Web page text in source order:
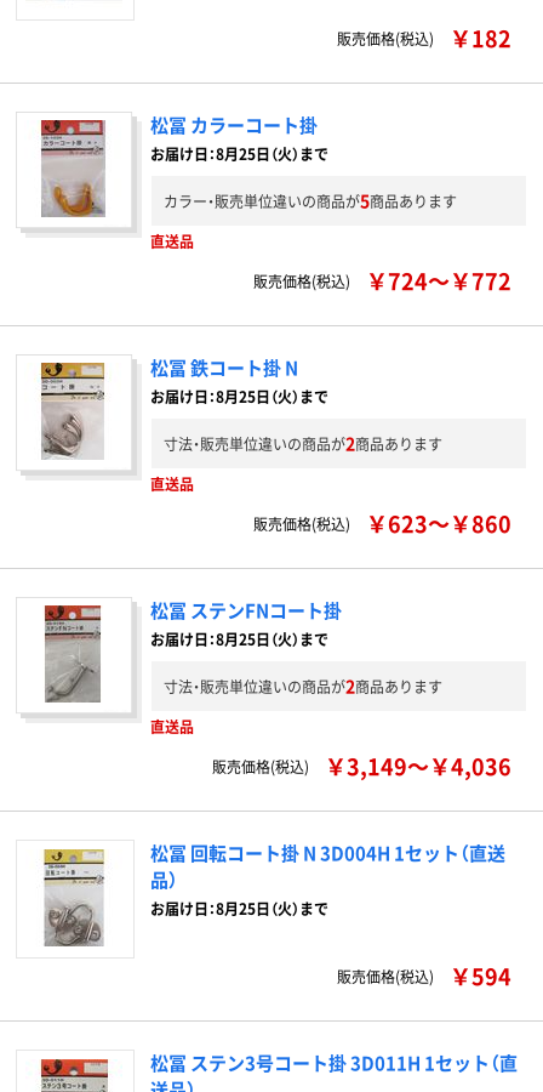
販売価格(税込) ￥182
松冨 カラーコート掛
お届け日：8月25日（火）まで
カラー・販売単位違いの商品が5商品あります
直送品
販売価格(税込)
￥724～￥772
松冨 鉄コート掛 N
お届け日：8月25日（火）まで
寸法・販売単位違いの商品が2商品あります
直送品
販売価格(税込)
￥623～￥860
松冨 ステンFNコート掛
お届け日：8月25日（火）まで
寸法・販売単位違いの商品が2商品あります
直送品
販売価格(税込)
￥3,149～￥4,036
松冨 回転コート掛 N 3D004H 1セット（直送
品）
お届け日：8月25日（火）まで
販売価格(税込) ￥594
松冨 ステン3号コート掛 3D011H 1セット（直